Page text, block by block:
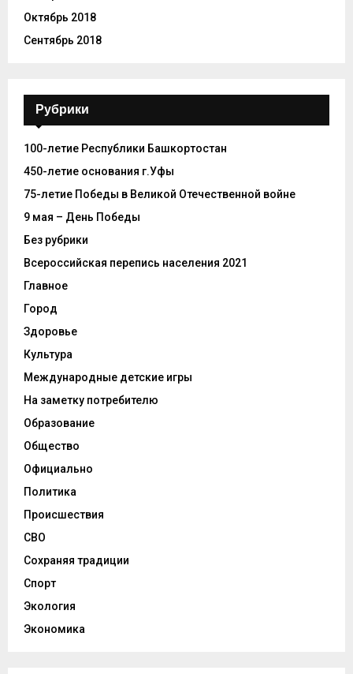
Октябрь 2018
Сентябрь 2018
Рубрики
100-летие Республики Башкортостан
450-летие основания г.Уфы
75-летие Победы в Великой Отечественной войне
9 мая – День Победы
Без рубрики
Всероссийская перепись населения 2021
Главное
Город
Здоровье
Культура
Международные детские игры
На заметку потребителю
Образование
Общество
Официально
Политика
Происшествия
СВО
Сохраняя традиции
Спорт
Экология
Экономика